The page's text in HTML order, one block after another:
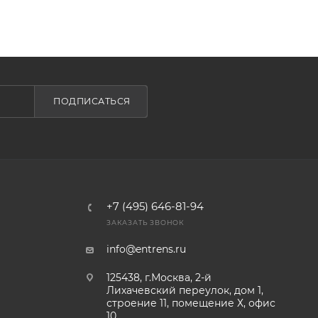
ПОДПИСАТЬСЯ
+7 (495) 646-81-94
ЗАКАЗАТЬ ЗВОНОК
info@entrens.ru
125438, г.Москва, 2-й
Лихачевский переулок, дом 1,
строение 11, помещение Х, офис